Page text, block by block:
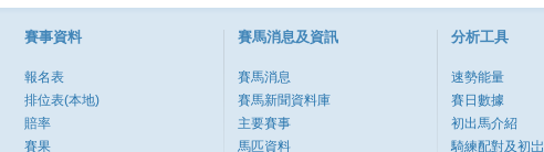
賽事資料
報名表
排位表(本地)
賠率
賽果
賽馬消息及資訊
賽馬消息
賽馬新聞資料庫
主要賽事
馬匹資料
分析工具
速勢能量
賽日數據
初出馬介紹
騎練配對及初